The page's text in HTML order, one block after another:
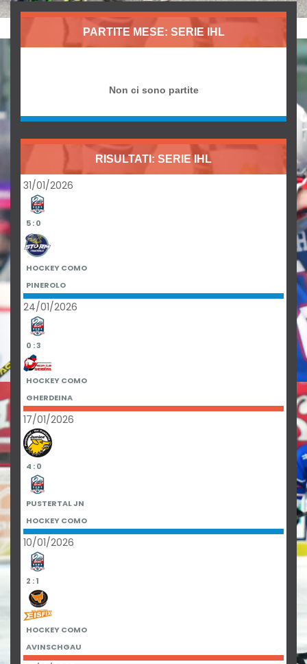
PARTITE MESE: SERIE IHL
Non ci sono partite
RISULTATI: SERIE IHL
31/01/2026
5 : 0
HOCKEY COMO
PINEROLO
24/01/2026
0 : 3
HOCKEY COMO
GHERDEINA
17/01/2026
4 : 0
PUSTERTAL JN
HOCKEY COMO
10/01/2026
2 : 1
HOCKEY COMO
AVINSCHGAU